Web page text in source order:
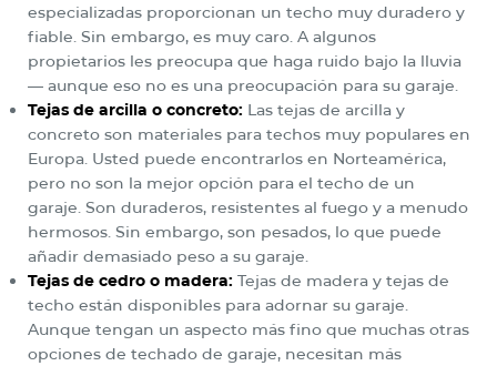
especializadas proporcionan un techo muy duradero y
fiable. Sin embargo, es muy caro. A algunos
propietarios les preocupa que haga ruido bajo la lluvia
— aunque eso no es una preocupación para su garaje.
Tejas de arcilla o concreto: Las tejas de arcilla y
concreto son materiales para techos muy populares en
Europa. Usted puede encontrarlos en Norteamérica,
pero no son la mejor opción para el techo de un
garaje. Son duraderos, resistentes al fuego y a menudo
hermosos. Sin embargo, son pesados, lo que puede
añadir demasiado peso a su garaje.
Tejas de cedro o madera: Tejas de madera y tejas de
techo están disponibles para adornar su garaje.
Aunque tengan un aspecto más fino que muchas otras
opciones de techado de garaje, necesitan más